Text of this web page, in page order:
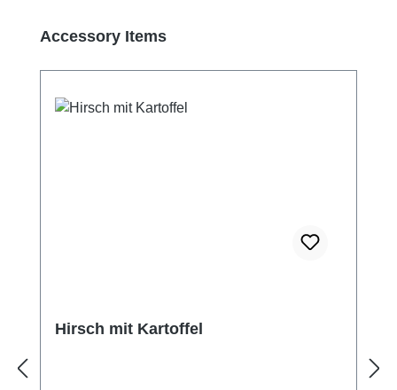
Produktgalerie überspringen
Accessory Items
Hirsch mit Kartoffel